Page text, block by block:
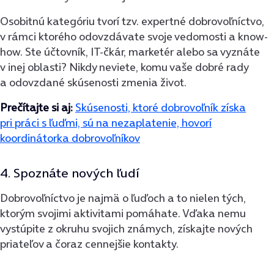
Osobitnú kategóriu tvorí tzv. expertné dobrovoľníctvo,
v rámci ktorého odovzdávate svoje vedomosti a know-
how. Ste účtovník, IT-čkár, marketér alebo sa vyznáte
v inej oblasti? Nikdy neviete, komu vaše dobré rady
a odovzdané skúsenosti zmenia život.
Prečítajte si aj: Skúsenosti, ktoré dobrovoľník získa
pri práci s ľuďmi, sú na nezaplatenie, hovorí
koordinátorka dobrovoľníkov
4. Spoznáte nových ľudí
Dobrovoľníctvo je najmä o ľuďoch a to nielen tých,
ktorým svojimi aktivitami pomáhate. Vďaka nemu
vystúpite z okruhu svojich známych, získajte nových
priateľov a čoraz cennejšie kontakty.